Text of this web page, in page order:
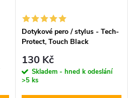
Dotykové pero / stylus - Tech-
Protect, Touch Black
130 Kč
Skladem - hned k odeslání
>5 ks